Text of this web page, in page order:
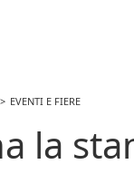
EVENTI E FIERE
la